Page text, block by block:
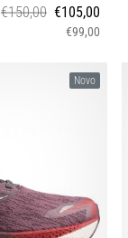
€150,00 €105,00
€99,00
Novo